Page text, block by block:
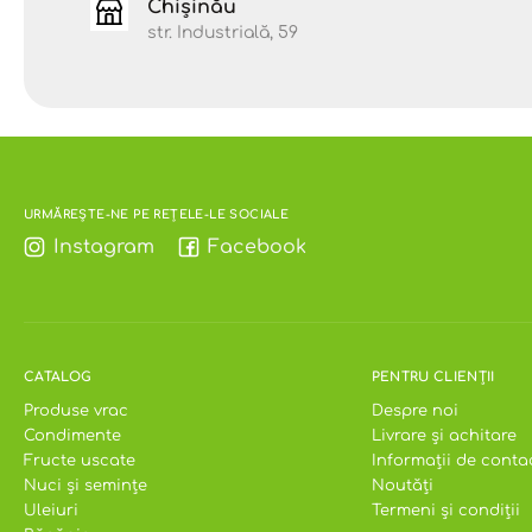
Chișinău
str. Industrială, 59
URMĂREȘTE-NE PE REȚELE-LE SOCIALE
Instagram Facebook
CATALOG
Produse vrac
Condimente
Fructe uscate
Nuci și semințe
Uleiuri
PENTRU CLIENȚII
Despre noi
Livrare și achitare
Informații de
Noutăți
Termeni și condiții